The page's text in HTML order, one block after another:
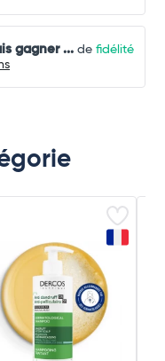
gagner ...de fidélité